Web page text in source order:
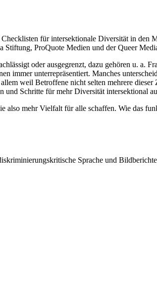
für intersektionale Diversität in den
ProQuote Medien und der Queer
oder ausgegrenzt, dazu gehören u. a.
immer unterrepräsentiert. Manches
weil Betroffene nicht selten mehrere dieser
und Schritte für mehr Diversität intersektional
mehr Vielfalt für alle schaffen. Wie das
Sprache und